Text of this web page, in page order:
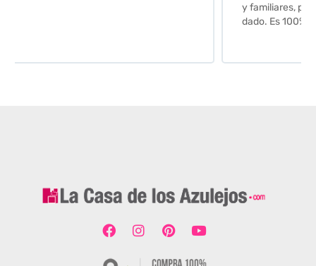
y familiares, por su calidad y la confianza que nos han